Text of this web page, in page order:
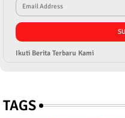
Ikuti Berita Terbaru Kami
TAGS